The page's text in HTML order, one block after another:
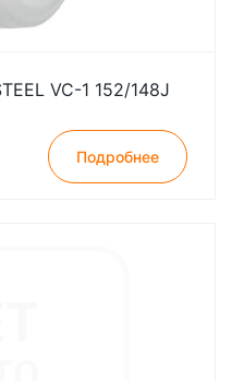
VC-1 152/148J
Подробнее